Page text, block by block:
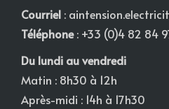
Courriel :
Téléphone: +33 (0)4 82 84
Du lundi au vendredi
Matin : 8h30 à 12h
Après-midi : 14h à 17h30